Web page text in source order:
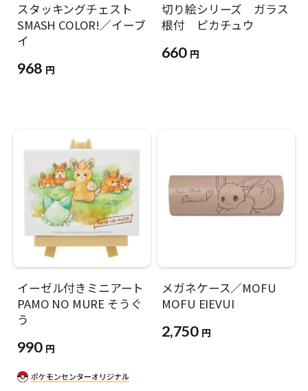
スタッキングチェスト
SMASH COLOR!／イーブ
イ
968 円
切り絵シリーズ ガラス
根付 ピカチュウ
660 円
イーゼル付きミニアート
PAMO NO MURE そうぐ
う
990 円
メガネケース／MOFU
MOFU EIEVUI
2,750 円